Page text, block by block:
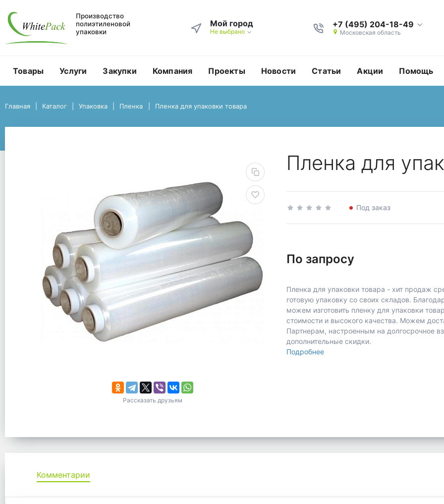
Производство
полиэтиленовой
упаковки
Мой город
Не выбрано
+7 (495) 204-18-49
Московская область
Товары Услуги Закупки Компания Проекты Новости Статьи Акции Помощь
Главная
Пленка
Пленка для упаковки товара
Пленка для упаковки товара
Главная Каталог Упаковка Пленка Пленка для упаковки товара
Рассказать друзьям
Пленка для
Под заказ
По запросу
Пленка для упаковки товара - хит продаж
готовую упаковку со своих складов.
можем изготовить пленку для упаковки
стоимости и высокого качества. Можем
Партнерам, настроенным на долгосрочное
дополнительные скидки.
Подробнее
Комментарии